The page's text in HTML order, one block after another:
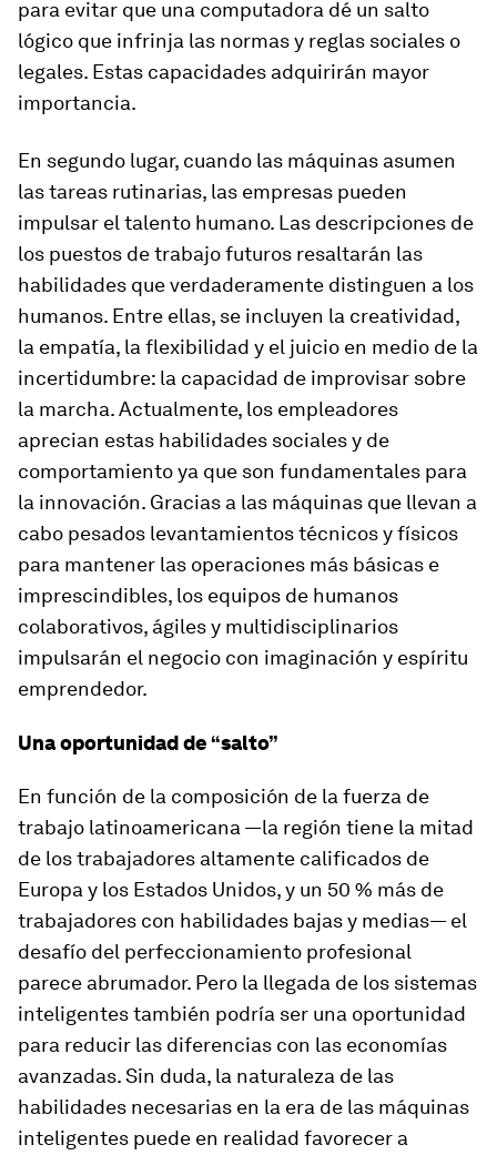
para evitar que una computadora dé un salto
lógico que infrinja las normas y reglas sociales o
legales. Estas capacidades adquirirán mayor
importancia.
En segundo lugar, cuando las máquinas asumen
las tareas rutinarias, las empresas pueden
impulsar el talento humano. Las descripciones de
los puestos de trabajo futuros resaltarán las
habilidades que verdaderamente distinguen a los
humanos. Entre ellas, se incluyen la creatividad,
la empatía, la flexibilidad y el juicio en medio de la
incertidumbre: la capacidad de improvisar sobre
la marcha. Actualmente, los empleadores
aprecian estas habilidades sociales y de
comportamiento ya que son fundamentales para
la innovación. Gracias a las máquinas que llevan a
cabo pesados levantamientos técnicos y físicos
para mantener las operaciones más básicas e
imprescindibles, los equipos de humanos
colaborativos, ágiles y multidisciplinarios
impulsarán el negocio con imaginación y espíritu
emprendedor.
Una oportunidad de “salto”
En función de la composición de la fuerza de
trabajo latinoamericana —la región tiene la mitad
de los trabajadores altamente calificados de
Europa y los Estados Unidos, y un 50 % más de
trabajadores con habilidades bajas y medias— el
desafío del perfeccionamiento profesional
parece abrumador. Pero la llegada de los sistemas
inteligentes también podría ser una oportunidad
para reducir las diferencias con las economías
avanzadas. Sin duda, la naturaleza de las
habilidades necesarias en la era de las máquinas
inteligentes puede en realidad favorecer a